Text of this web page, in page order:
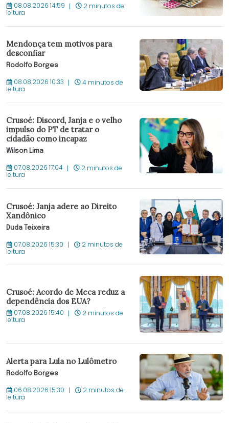
08.08.2026 14:59 2 minutos de
leitura
Mendonça tem motivos para
desconfiar
Rodolfo Borges
08.08.2026 10:33 4 minutos de
leitura
Crusoé: Discord, Janja e o velho
impulso do PT de tratar o
cidadão como incapaz
Wilson Lima
07.08.2026 17:04 2 minutos de
leitura
Crusoé: Janja adere ao Direito
Xandônico
Duda Teixeira
07.08.2026 15:30 2 minutos de
leitura
Crusoé: Acordo de Meca reduz a
dependência dos EUA?
07.08.2026 15:40 2 minutos de
leitura
Alerta para Lula no Lulômetro
Rodolfo Borges
06.08.2026 15:30 2 minutos de
leitura